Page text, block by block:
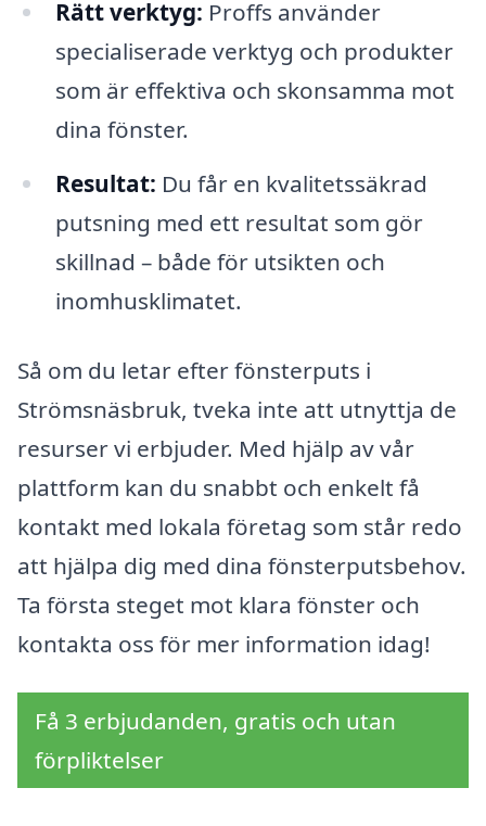
Rätt verktyg: Proffs använder
specialiserade verktyg och produkter
som är effektiva och skonsamma mot
dina fönster.
Resultat: Du får en kvalitetssäkrad
putsning med ett resultat som gör
skillnad – både för utsikten och
inomhusklimatet.
Så om du letar efter fönsterputs i
Strömsnäsbruk, tveka inte att utnyttja de
resurser vi erbjuder. Med hjälp av vår
plattform kan du snabbt och enkelt få
kontakt med lokala företag som står redo
att hjälpa dig med dina fönsterputsbehov.
Ta första steget mot klara fönster och
kontakta oss för mer information idag!
Få 3 erbjudanden, gratis och utan
förpliktelser